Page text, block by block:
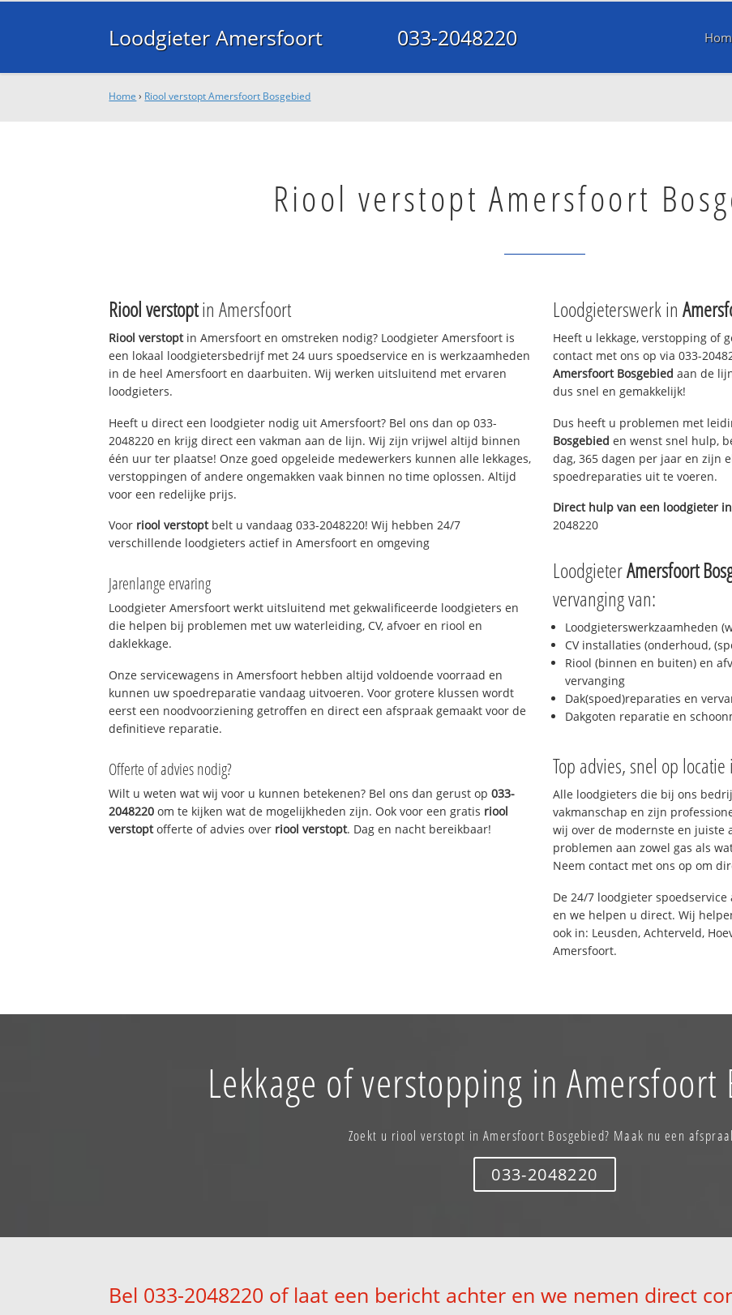
Loodgieter Amersfoort 033-2048220
Home › Riool verstopt Amersfoort Bosgebied
Riool verstopt Amersfoort
Riool verstoptin Amersfoort
Riool verstoptin Amersfoort en omstreken nodig? Loodgieter Amersfoort is
een lokaal loodgietersbedrijf met 24 uurs spoedservice en is werkzaamheden
in de heel Amersfoort en daarbuiten. Wij werken uitsluitend met ervaren
loodgieters.
Heeft u direct een loodgieter nodig uit Amersfoort? Bel ons dan op 033-
2048220 en krijg direct een vakman aan de lijn. Wij zijn vrijwel altijd binnen
één uur ter plaatse! Onze goed opgeleide medewerkers kunnen alle lekkages,
verstoppingen of andere ongemakken vaak binnen no time oplossen. Altijd
voor een redelijke prijs.
Voor riool verstoptbelt u vandaag 033-2048220! Wij hebben 24/7
verschillende loodgieters actief in Amersfoort en omgeving
Jarenlange ervaring
Loodgieter Amersfoort werkt uitsluitend met gekwalificeerde loodgieters en
die helpen bij problemen met uw waterleiding, CV, afvoer en riool en
daklekkage.
Onze servicewagens in Amersfoort hebben altijd voldoende voorraad en
kunnen uw spoedreparatie vandaag uitvoeren. Voor grotere klussen wordt
eerst een noodvoorziening getroffen en direct een afspraak gemaakt voor de
definitieve reparatie.
Offerte of advies nodig?
Wilt u weten wat wij voor u kunnen betekenen? Bel ons dan gerust op033-
2048220 om te kijken wat de mogelijkheden zijn. Ook voor een gratis riool
verstoptofferte of advies over riool verstopt. Dag en nacht bereikbaar!
Loodgieterswerk in
Heeft u lekkage, verstopping of
contact met ons op via 033-
Amersfoort Bosgebied aan de
dus snel en gemakkelijk!
Dus heeft u problemen met
Bosgebied en wenst snel hulp,
dag, 365 dagen per jaar en zijn
spoedreparaties uit te voeren.
Direct hulp van een loodgieter in
2048220
LoodgieterAmersfoort
vervanging van:
Loodgieterswerkzaamheden
CV installaties (onderhoud,
Riool (binnen en buiten) en
vervanging
Dak(spoed)reparaties en
Dakgoten reparatie en
Top advies, snel op locatie
Alle loodgieters die bij ons
vakmanschap en zijn
wij over de modernste en juiste
problemen aan zowel gas als
Neem contact met ons op om
De 24/7 loodgieter
en we helpen u direct. Wij
ook in: Leusden, Achterveld,
Amersfoort.
Lekkage of verstopping in Amersfoort
Zoekt u riool verstopt in Amersfoort Bosgebied? Maak nu een
033-2048220
Bel 033-2048220 of laat een bericht achter en we nemen direct